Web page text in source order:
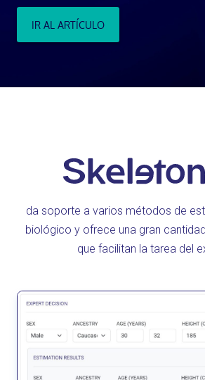
IR AL ARTÍCULO
da soporte a varios métodos de
biológico y ofrece una gran
que facilitan la tarea del